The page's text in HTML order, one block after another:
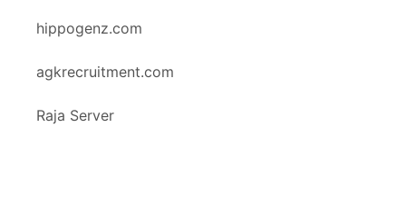
hippogenz.com
agkrecruitment.com
Raja Server